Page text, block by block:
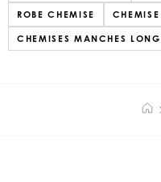
ROBE CHEMISE
CHEMISES MANCHES